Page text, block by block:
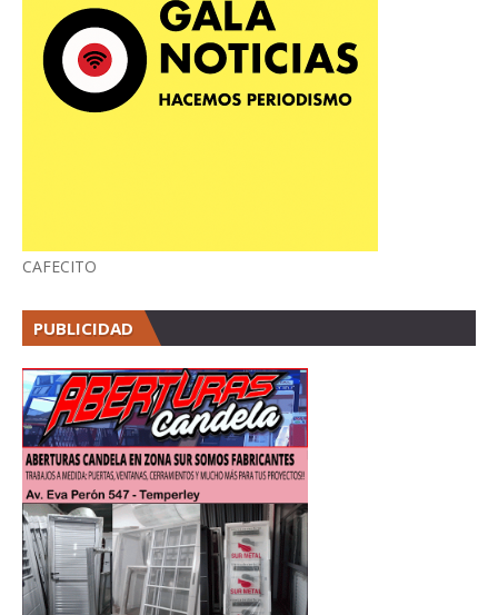
CAFECITO
PUBLICIDAD